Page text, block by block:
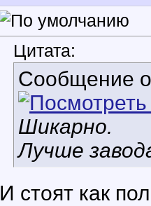
Цитата:
Сообщение
Шикарно.
Лучше
И стоят как